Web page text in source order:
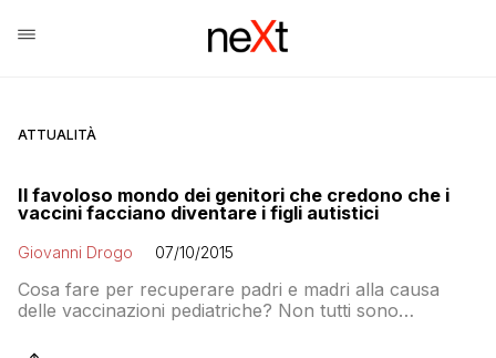
ATTUALITÀ
Il favoloso mondo dei genitori che credono che i
vaccini facciano diventare i figli autistici
Giovanni Drogo 07/10/2015
Cosa fare per recuperare padri e madri alla causa
delle vaccinazioni pediatriche? Non tutti sono
tutti credono alla storia dell’autismo. Molti sono